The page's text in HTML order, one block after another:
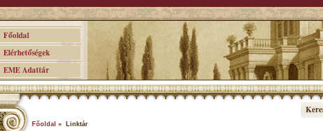
Főoldal
Elérhetőségek
EME Adattár
Főoldal » Linktár